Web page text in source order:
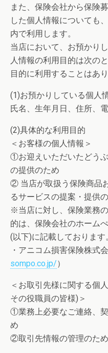
また、保険会社から保険
した個人情報についても
内で利用します。
当店において、お預かり
人情報の利用目的は次の
目的に利用することはあり
(1)お預かりしている個人
氏名、生年月日、住所、
(2)具体的な利用目的
＜お客様の個人情報＞
①お迎えいただいたどう
の提供のため
② 当店が取扱う保険商品
るサービスの提案・提供
※当店に対し、保険業務
的は、保険会社のホーム
(以下)に記載しております
・アニコム損害保険株式
sompo.co.jp/）
＜お取引先様に関する個
その役職員の皆様)＞
①業務上必要なご連絡、
め
②取引先情報の管理のため